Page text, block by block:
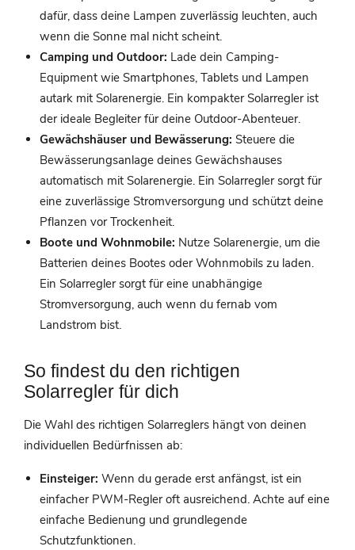
dafür, dass deine Lampen zuverlässig leuchten, auch
wenn die Sonne mal nicht scheint.
Camping und Outdoor: Lade dein Camping-
Equipment wie Smartphones, Tablets und Lampen
autark mit Solarenergie. Ein kompakter Solarregler ist
der ideale Begleiter für deine Outdoor-Abenteuer.
Gewächshäuser und Bewässerung: Steuere die
Bewässerungsanlage deines Gewächshauses
automatisch mit Solarenergie. Ein Solarregler sorgt für
eine zuverlässige Stromversorgung und schützt deine
Pflanzen vor Trockenheit.
Boote und Wohnmobile: Nutze Solarenergie, um die
Batterien deines Bootes oder Wohnmobils zu laden.
Ein Solarregler sorgt für eine unabhängige
Stromversorgung, auch wenn du fernab vom
Landstrom bist.
So findest du den richtigen
Solarregler für dich
Die Wahl des richtigen Solarreglers hängt von deinen
individuellen Bedürfnissen ab:
Einsteiger: Wenn du gerade erst anfängst, ist ein
einfacher PWM-Regler oft ausreichend. Achte auf eine
einfache Bedienung und grundlegende
Schutzfunktionen.